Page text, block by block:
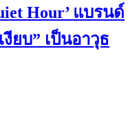
Hour’ แบรนด์
ยบ” เป็นอาวุธ